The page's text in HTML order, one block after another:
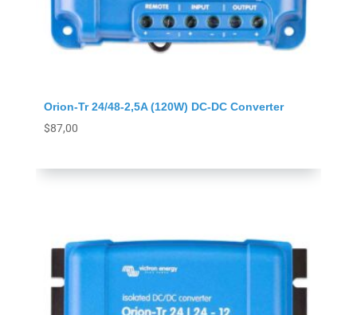
Orion-Tr 24/48-2,5A (120W) DC-DC Converter
$87,00